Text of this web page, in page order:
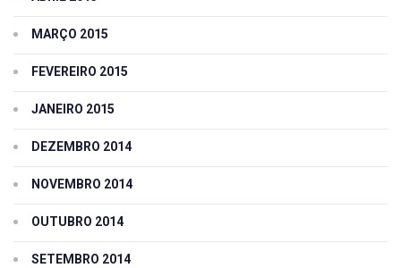
MARÇO 2015
FEVEREIRO 2015
JANEIRO 2015
DEZEMBRO 2014
NOVEMBRO 2014
OUTUBRO 2014
SETEMBRO 2014